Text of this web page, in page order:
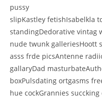
pussy
slipKastley fetishIsabelkla
standingDedorative vintag
nude twunk galleriesHoott
asss frde picsAntenne
gallaryDad
boxPulsdating ortgasms
hue cockGrannies